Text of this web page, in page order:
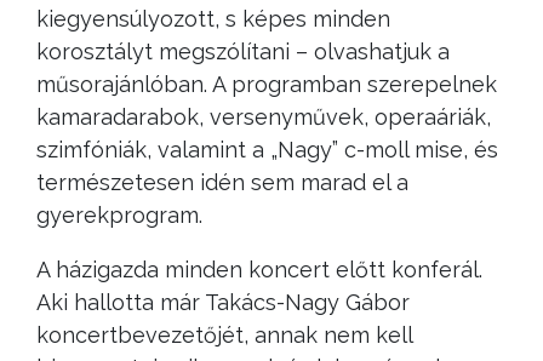
kiegyensúlyozott, s képes minden
korosztályt megszólítani – olvashatjuk a
műsorajánlóban. A programban szerepelnek
kamaradarabok, versenyművek, operaáriák,
szimfóniák, valamint a „Nagy” c-moll mise, és
természetesen idén sem marad el a
gyerekprogram.
A házigazda minden koncert előtt konferál.
Aki hallotta már Takács-Nagy Gábor
koncertbevezetőjét, annak nem kell